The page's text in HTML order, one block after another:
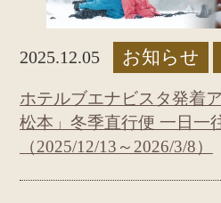
2025.12.05 お知らせ
ホテルブエナビスタ発着
松本」冬季直行便 一日一
（2025/12/13～2026/3/8）